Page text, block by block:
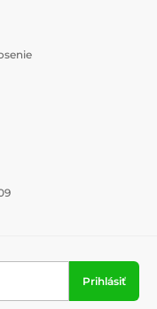
Prihlásiť